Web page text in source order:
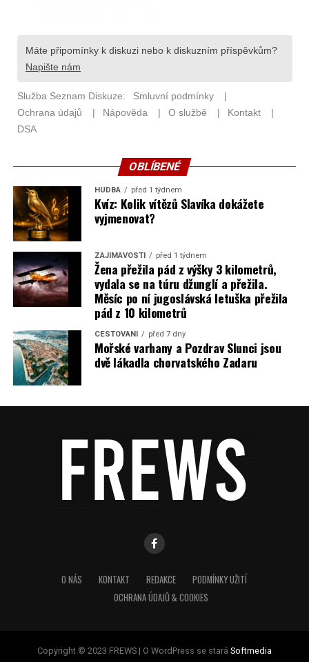
OBLÍBENÉ
HUDBA před 1 týdnem
Kvíz: Kolik vítězů Slavíka dokážete
vyjmenovat?
ZAJÍMAVOSTI před 1 týdnem
Žena přežila pád z výšky 3 kilometrů,
vydala se na túru džunglí a přežila.
Měsíc po ní jugoslávská letuška přežila
pád z 10 kilometrů
CESTOVÁNÍ před 7 dny
Mořské varhany a Pozdrav Slunci jsou
dvě lákadla chorvatského Zadaru
O NÁS KONTAKT REDAKCE
PODMÍNKY UŽITÍ
OCHRANA ÚDAJŮ & COOKIES
Copyright © 2023 FREWS | O WordPress se stará Softmedia